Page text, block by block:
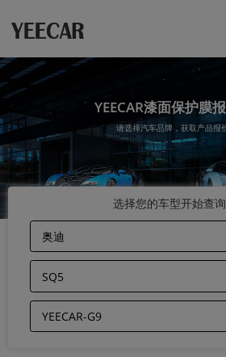
YEECAR漆面保护膜
请选择汽车品牌，获取产品报
选择您的车型开始查